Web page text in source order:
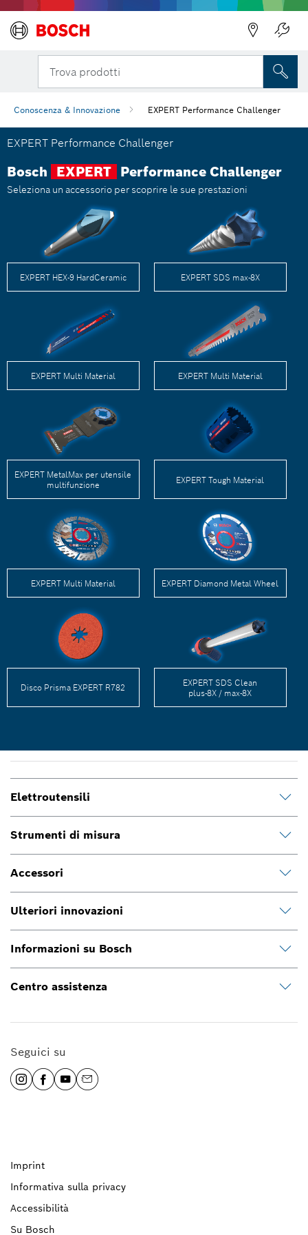
Trova prodotti
Conoscenza & Innovazione EXPERT Performance Challenger
EXPERT Performance Challenger
Bosch EXPERT Performance Challenger
Seleziona un accessorio per scoprire le sue prestazioni
EXPERT HEX-9 HardCeramic EXPERT SDS max-8X
EXPERT Multi Material EXPERT Multi Material
EXPERT MetalMax per utensile
multifunzione
EXPERT Tough Material
EXPERT Multi Material EXPERT Diamond Metal Wheel
Disco Prisma EXPERT R782
EXPERT SDS Clean
plus-8X / max-8X
Elettroutensili
Strumenti di misura
Accessori
Ulteriori innovazioni
Informazioni su Bosch
Centro assistenza
Seguici su
Imprint
Informativa sulla privacy
Accessibilità
Su Bosch